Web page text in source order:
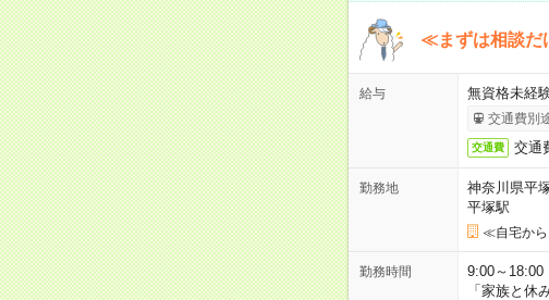
≪まずは相談だ
給与 無資格未経
交通費別
交通費 交通
勤務地
神奈川県平
平塚駅
≪自宅から
勤務時間
9:00～18:00
「家族と休